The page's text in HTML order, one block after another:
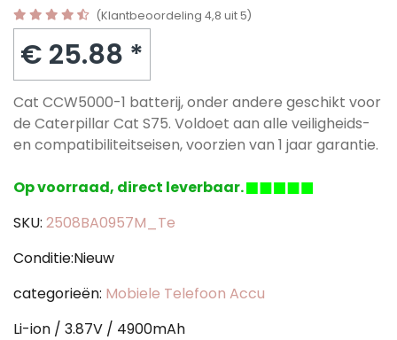
(Klantbeoordeling 4,8 uit 5)
€ 25.88 *
Cat CCW5000-1 batterij, onder andere geschikt voor
de Caterpillar Cat S75. Voldoet aan alle veiligheids-
en compatibiliteitseisen, voorzien van 1 jaar garantie.
Op voorraad, direct leverbaar.
SKU: 2508BA0957M_Te
Conditie:Nieuw
categorieën: Mobiele Telefoon Accu
Li-ion / 3.87V / 4900mAh